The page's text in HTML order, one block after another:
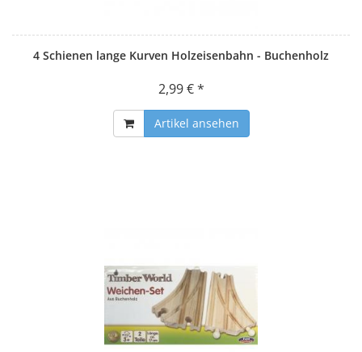
4 Schienen lange Kurven Holzeisenbahn - Buchenholz
2,99 € *
Artikel ansehen